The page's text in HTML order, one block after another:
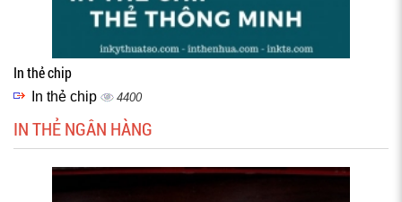
In thẻ chip
In thẻ chip 4400
IN THẺ NGÂN HÀNG